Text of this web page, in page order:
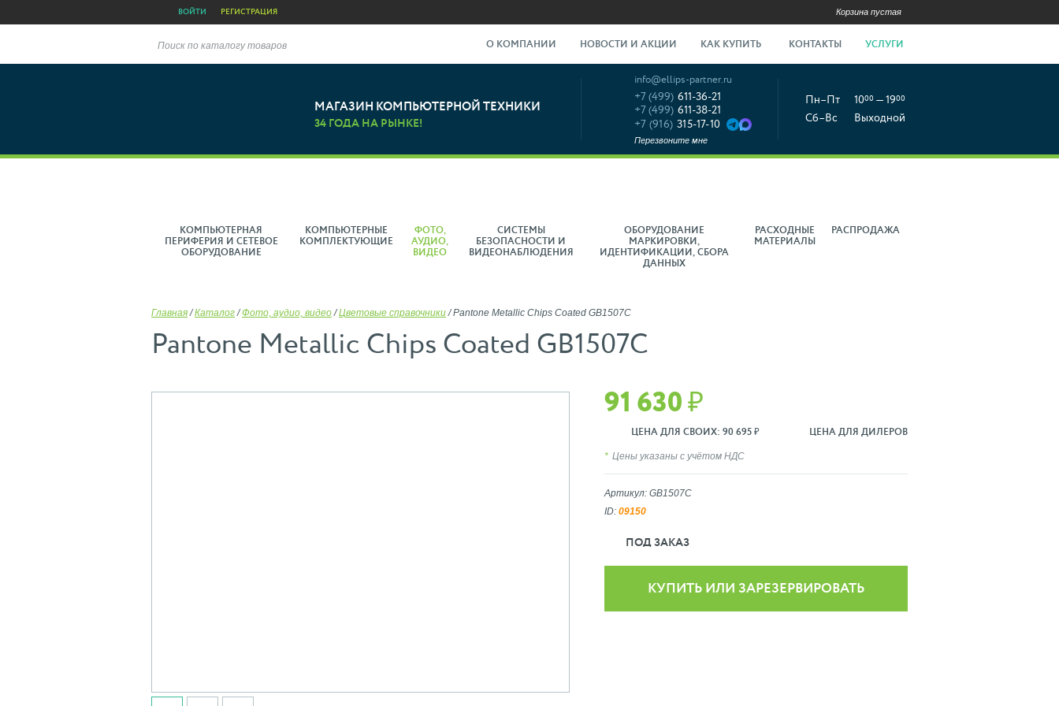
ВОЙТИ РЕГИСТРАЦИЯ Корзина пустая
Поиск по каталогу товаров О КОМПАНИИ НОВОСТИ И АКЦИИ КАК КУПИТЬ КОНТАКТЫ УСЛУГИ
МАГАЗИН КОМПЬЮТЕРНОЙ ТЕХНИКИ
34 ГОДА НА РЫНКЕ!
info@ellips-partner.ru
+7 (499) 611-36-21
+7 (499) 611-38-21
+7 (916) 315-17-10
Перезвоните мне
Пн–Пт 1000 — 1900
Сб–Вс Выходной
КОМПЬЮТЕРНАЯ
ПЕРИФЕРИЯ И СЕТЕВОЕ
ОБОРУДОВАНИЕ
КОМПЬЮТЕРНЫЕ
КОМПЛЕКТУЮЩИЕ
ФОТО,
АУДИО,
ВИДЕО
СИСТЕМЫ
БЕЗОПАСНОСТИ И
ВИДЕОНАБЛЮДЕНИЯ
ОБОРУДОВАНИЕ
МАРКИРОВКИ,
ИДЕНТИФИКАЦИИ, СБОРА
ДАННЫХ
РАСХОДНЫЕ
МАТЕРИАЛЫ
РАСПРОДАЖА
Главная /Каталог /Фото, аудио, видео /Цветовые справочники /Pantone Metallic Chips Coated GB1507C
Pantone Metallic Chips Coated GB1507C
91 630 ₽
ЦЕНА ДЛЯ СВОИХ: 90 695 ₽ ЦЕНА ДЛЯ ДИЛЕРОВ
Цены указаны с учётом НДС
Артикул: GB1507C
ID: 09150
ПОД ЗАКАЗ
КУПИТЬ ИЛИ ЗАРЕЗЕРВИРОВАТЬ